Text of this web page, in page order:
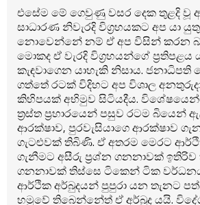
එසේම මේ ගෙවුණු වසර දෙක තුළදි වූ
සාධාරණ නිවැරදි විග්‍රහයකට අප යා
නොවෙන්නේ නම් ඒ අප විසින් කරන
මොකද ඒ වැරදි විග්‍රහයන්ගේ
කැඳවාගෙන යාහැකි නිසාය. ජනාධිපති
ගත්තේ රටක් විදිහට අප විශාල
කිහිපයක් අභිමුව සිටියදීය.
ත්‍රස්ත ප්‍රහාරයෙන් පසුව රටම බියෙන්
ආරක්ෂාව, පුරවැසියාගෙ ආරක්ෂාව
ගැටළුවක් තිබිණි. ඒ අතරම මෙරට
ගැනීමට අසීරු ප්‍රශ්න ගනනාවක්
ගනනාවක් තිස්සෙ ටිකෙන් ටික
ආර්ථික අර්බුදයන් පුපුරා යන තැනට
හමුවේ තිබෙන්නේත් ඒ අර්බුද යයි.